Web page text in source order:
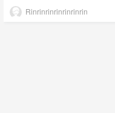
Rinrinrinrinrinrinrin